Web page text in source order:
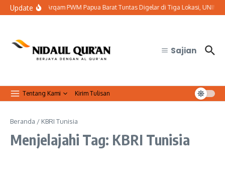
Lewati ke konten
UpdateBaitul Arqam PWM Papua Barat Tuntas Digelar di Tiga Lokasi,
Sajian
Tentang Kami Kirim Tulisan
Beranda / KBRI Tunisia
Menjelajahi Tag: KBRI Tunisia